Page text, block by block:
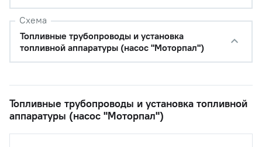
Схема
Топливные трубопроводы и установка
топливной аппаратуры (насос "Моторпал")
Топливные трубопроводы и установка топливной
аппаратуры (насос "Моторпал")